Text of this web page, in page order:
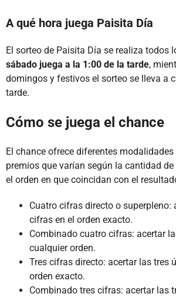
A qué hora juega Paisita Día
El sorteo de Paisita Día se realiza todos
sábado juega a la 1:00 de la tarde,
domingos y festivos el sorteo se lleva a
tarde.
Cómo se juega el chance
El chance ofrece diferentes
premios que varían según la cantidad
el orden en que coincidan con el
Cuatro cifras directo o superpleno:
cifras en el orden exacto.
Combinado cuatro cifras: acertar
cualquier orden.
Tres cifras directo: acertar las tres
orden exacto.
Combinado tres cifras: acertar las